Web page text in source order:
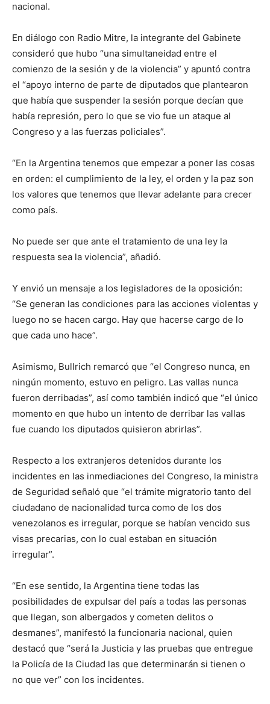
nacional.
En diálogo con Radio Mitre, la integrante del Gabinete
consideró que hubo “una simultaneidad entre el
comienzo de la sesión y de la violencia” y apuntó contra
el “apoyo interno de parte de diputados que plantearon
que había que suspender la sesión porque decían que
había represión, pero lo que se vio fue un ataque al
Congreso y a las fuerzas policiales”.
“En la Argentina tenemos que empezar a poner las cosas
en orden: el cumplimiento de la ley, el orden y la paz son
los valores que tenemos que llevar adelante para crecer
como país.
No puede ser que ante el tratamiento de una ley la
respuesta sea la violencia”, añadió.
Y envió un mensaje a los legisladores de la oposición:
“Se generan las condiciones para las acciones violentas y
luego no se hacen cargo. Hay que hacerse cargo de lo
que cada uno hace”.
Asimismo, Bullrich remarcó que “el Congreso nunca, en
ningún momento, estuvo en peligro. Las vallas nunca
fueron derribadas”, así como también indicó que “el único
momento en que hubo un intento de derribar las vallas
fue cuando los diputados quisieron abrirlas”.
Respecto a los extranjeros detenidos durante los
incidentes en las inmediaciones del Congreso, la ministra
de Seguridad señaló que “el trámite migratorio tanto del
ciudadano de nacionalidad turca como de los dos
venezolanos es irregular, porque se habían vencido sus
visas precarias, con lo cual estaban en situación
irregular”.
“En ese sentido, la Argentina tiene todas las
posibilidades de expulsar del país a todas las personas
que llegan, son albergados y cometen delitos o
desmanes”, manifestó la funcionaria nacional, quien
destacó que “será la Justicia y las pruebas que entregue
la Policía de la Ciudad las que determinarán si tienen o
no que ver” con los incidentes.